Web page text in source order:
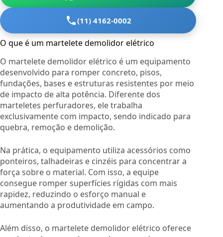
(11) 4162-0002
O que é um martelete demolidor elétrico
O martelete demolidor elétrico é um equipamento
desenvolvido para romper concreto, pisos,
fundações, bases e estruturas resistentes por meio
de impacto de alta potência. Diferente dos
marteletes perfuradores, ele trabalha
exclusivamente com impacto, sendo indicado para
quebra, remoção e demolição.
Na prática, o equipamento utiliza acessórios como
ponteiros, talhadeiras e cinzéis para concentrar a
força sobre o material. Com isso, a equipe
consegue romper superfícies rígidas com mais
rapidez, reduzindo o esforço manual e
aumentando a produtividade em campo.
Além disso, o martelete demolidor elétrico oferece